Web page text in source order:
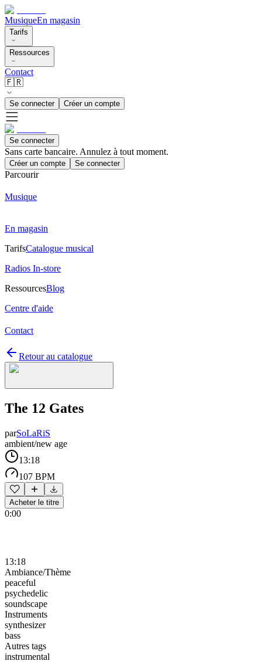
MusiqueEn magasin
Tarifs
Ressources
Contact
🇫🇷
Se connecter Créer un compte
Se connecter
Sans carte bancaire. Annulez à tout moment.
Créer un compte Se connecter
Parcourir
Musique
En magasin
TarifsCatalogue musical
Radios In-store
RessourcesBlog
Centre d'aide
Contact
Retour au catalogue
The 12 Gates
parSoLaRiS
ambient/new age
13:18
107 BPM
Acheter le titre
0:00
13:18
Ambiance/Thème
peaceful
psychedelic
soundscape
Instruments
synthesizer
bass
Autres tags
instrumental